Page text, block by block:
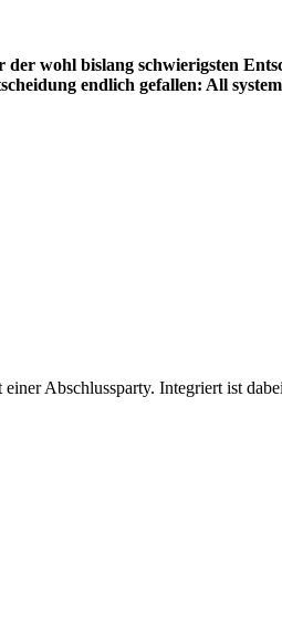
wohl bislang schwierigsten
endlich gefallen: All
Abschlussparty. Integriert ist